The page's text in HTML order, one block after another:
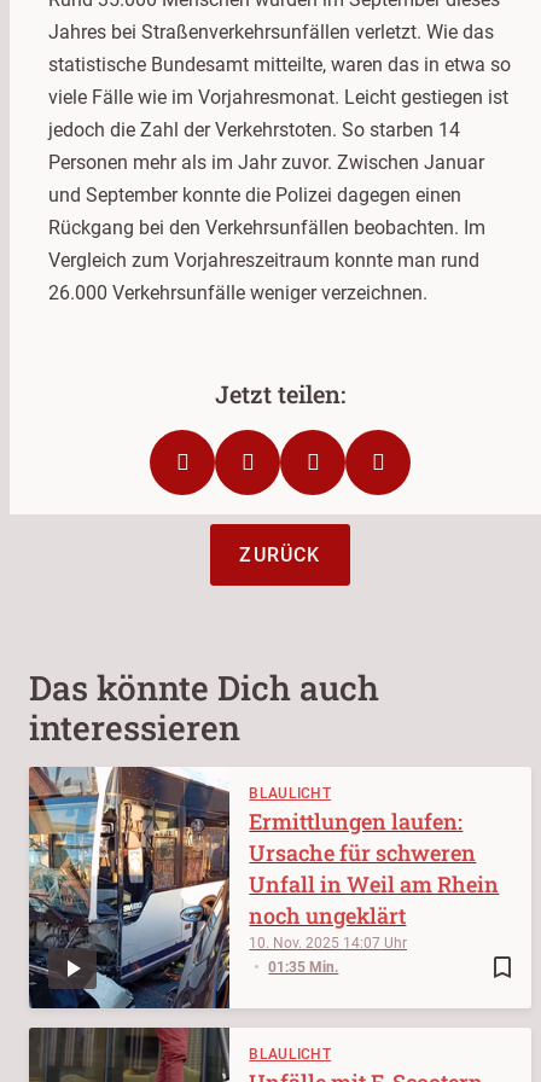
Jahres bei Straßenverkehrsunfällen verletzt. Wie das
statistische Bundesamt mitteilte, waren das in etwa so
viele Fälle wie im Vorjahresmonat. Leicht gestiegen ist
jedoch die Zahl der Verkehrstoten. So starben 14
Personen mehr als im Jahr zuvor. Zwischen Januar
und September konnte die Polizei dagegen einen
Rückgang bei den Verkehrsunfällen beobachten. Im
Vergleich zum Vorjahreszeitraum konnte man rund
26.000 Verkehrsunfälle weniger verzeichnen.
ZURÜCK
Das könnte Dich auch
interessieren
BLAULICHT
bookmark_border
10. Nov. 2025 14:07
01:35 Min.
Ermittlungen laufen:
Ursache für schweren
Unfall in Weil am Rhein
noch ungeklärt
BLAULICHT